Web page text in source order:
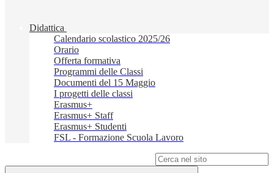
Didattica
Calendario scolastico 2025/26
Orario
Offerta formativa
Programmi delle Classi
Documenti del 15 Maggio
I progetti delle classi
Erasmus+
Erasmus+ Staff
Erasmus+ Studenti
FSL - Formazione Scuola Lavoro